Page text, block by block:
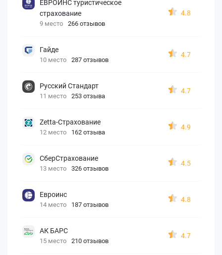
ЕВРОИНС туристическое
страхование
9 место 266 отзывов
4.8
Гайде
10 место 287 отзывов
4.7
Русский Стандарт
11 место 253 отзыва
4.7
Zetta-Страхование
12 место 162 отзыва
4.9
СберСтрахование
13 место 326 отзывов
4.5
Евроинс
14 место 187 отзывов
4.8
АК БАРС
15 место 210 отзывов
4.7